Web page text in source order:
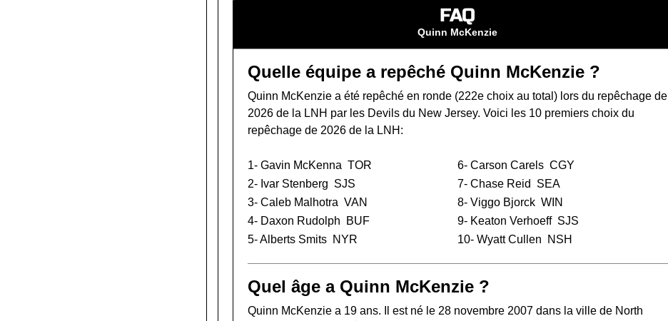
FAQ
Quinn McKenzie
Quelle équipe a repêché Quinn McKenzie ?
Quinn McKenzie a été repêché en ronde (222e choix au total) lors du repêchage de
2026 de la LNH par les Devils du New Jersey. Voici les 10 premiers choix du
repêchage de 2026 de la LNH:
1- Gavin McKenna TOR
2- Ivar Stenberg SJS
3- Caleb Malhotra VAN
4- Daxon Rudolph
BUF
5-Alberts Smits NYR
6-Carson Carels CGY
7-Chase Reid
SEA
8-Viggo Bjorck WIN
9- Keaton Verhoeff SJS
10-Wyatt Cullen NSH
Quel âge a Quinn McKenzie ?
Quinn McKenzie a 19 ans. Il est né le 28 novembre 2007 dans la ville de North